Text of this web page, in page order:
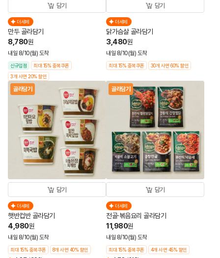
담기
더세페
만두 골라담기
8,780원
내일 8/10(월) 도착
신규입점
최대 15% 중복쿠폰
3개 사면 20% 할인
담기
더세페
닭가슴살 골라담기
3,480원
내일 8/10(월) 도착
최대 15% 중복쿠폰 30개 사면 60% 할인
골라담기
담기
더세페
햇반컵반 골라담기
4,980원
내일 8/10(월) 도착
최대 15% 중복쿠폰 8개 사면 40% 할인
골라담기
담기
더세페
전골·볶음요리 골라담기
11,980원
내일 8/10(월) 도착
최대 15% 중복쿠폰 4개 사면 45% 할인